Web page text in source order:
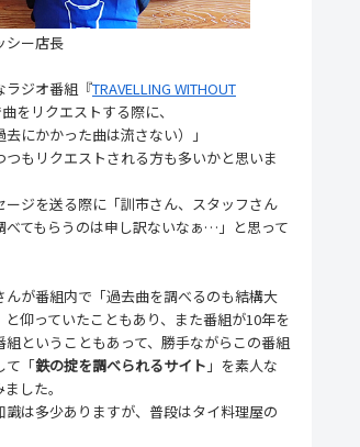
シー店長
ラジオ番組『TRAVELLING WITHOUT
をリクエストする際に、
去にかかった曲は流さない）」
つもリクエストされる方も多いかと思いま
ージを送る際に「訓市さん、スタッフさん
べてもらうのは申し訳ないなぁ…」と思って
んが番組内で「過去曲を調べるのも結構大
と仰っていたこともあり、また番組が10年を
組ということもあって、勝手ながらこの番組
て「鉄の掟を調べられるサイト 」を素人な
した。
識は多少ありますが、普段はタイ料理屋の